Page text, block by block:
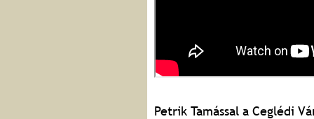
Petrik Tamással a Ceglédi